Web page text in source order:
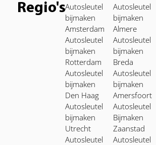
Regio'sAutosleutel
bijmaken
Amsterdam
Autosleutel
bijmaken
Rotterdam
Autosleutel
bijmaken
Den Haag
Autosleutel
bijmaken
Utrecht
Autosleutel
Autosleutel
bijmaken
Almere
Autosleutel
bijmaken
Breda
Autosleutel
bijmaken
Amersfoort
Autosleutel
Bijmaken
Zaanstad
Autosleutel